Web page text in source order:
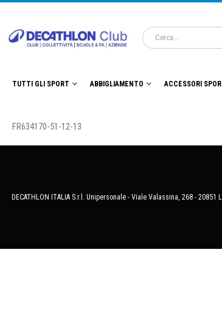
TUTTI GLI SPORT ABBIGLIAMENTO ACCESSORI
FR634170-51-12-13
DECATHLON ITALIA S.r.l. Unipersonale - Viale Valassina, 268 -